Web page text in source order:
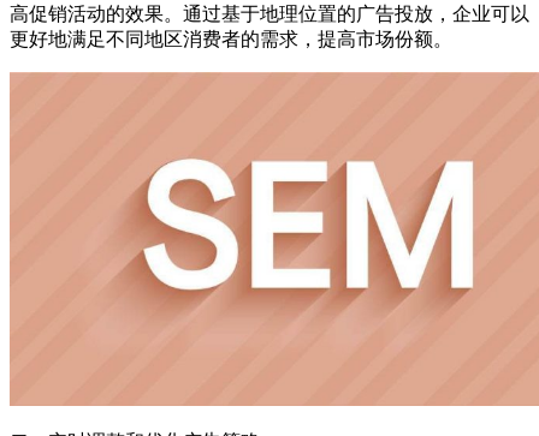
高促销活动的效果。通过基于地理位置的广告投放，企业可以
更好地满足不同地区消费者的需求，提高市场份额。